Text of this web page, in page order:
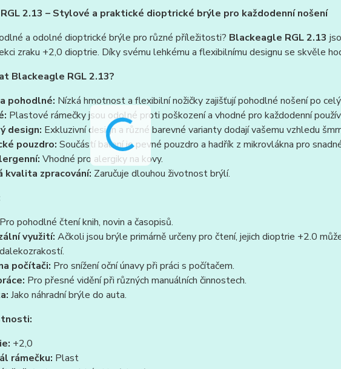
2.13 – Stylové a praktické dioptrické brýle pro každodenní nošení
a odolné dioptrické brýle pro různé příležitosti? Blackeagle RGL 2.13
zraku +2,0 dioptrie. Díky svému lehkému a flexibilnímu designu se skvěle
Blackeagle RGL 2.13?
pohodlné: Nízká hmotnost a flexibilní nožičky zajišťují pohodlné nošení po
Plastové rámečky jsou odolné proti poškození a vhodné pro každodenní
design: Exkluzivní design a různé barevné varianty dodají vašemu vzhledu
pouzdro: Součástí balení je pevné pouzdro a hadřík z mikrovlákna pro
Vhodné pro alergiky na kovy.
kvalita zpracování: Zaručuje dlouhou životnost brýlí.
Pro pohodlné čtení knih, novin a časopisů.
využití: Ačkoli jsou brýle primárně určeny pro čtení, jejich dioptrie +2.0
počítači: Pro snížení oční únavy při práci s počítačem.
Pro přesné vidění při různých manuálních činnostech.
Jako náhradní brýle do auta.
+2,0
rámečku: Plast